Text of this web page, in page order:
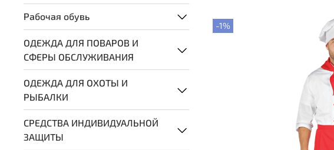
-1%
Рабочая обувь
ОДЕЖДА ДЛЯ ПОВАРОВ И
СФЕРЫ ОБСЛУЖИВАНИЯ
ОДЕЖДА ДЛЯ ОХОТЫ И
РЫБАЛКИ
СРЕДСТВА ИНДИВИДУАЛЬНОЙ
ЗАЩИТЫ